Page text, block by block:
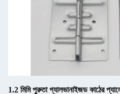
1.2 মিমি পুরুতা গ্যালভানাইজড কাঠের